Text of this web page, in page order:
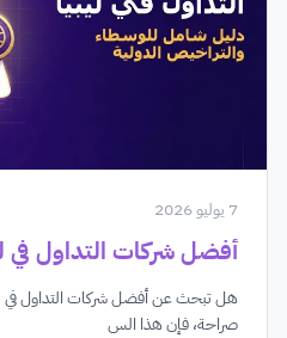
7 يوليو 2026
أفضل شركات التداول في
هل تبحث عن أفضل شركات التداول في
صراحة، فإن هذا الس